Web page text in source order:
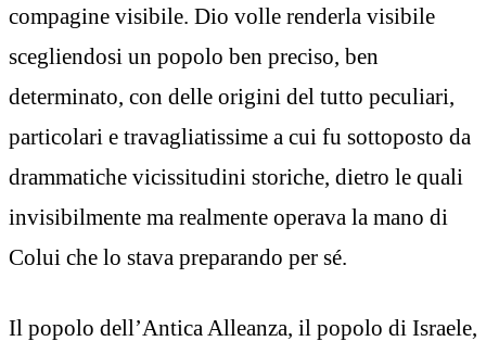
compagine visibile. Dio volle renderla visibile
scegliendosi un popolo ben preciso, ben
determinato, con delle origini del tutto peculiari,
particolari e travagliatissime a cui fu sottoposto da
drammatiche vicissitudini storiche, dietro le quali
invisibilmente ma realmente operava la mano di
Colui che lo stava preparando per sé.
Il popolo dell’Antica Alleanza, il popolo di Israele,